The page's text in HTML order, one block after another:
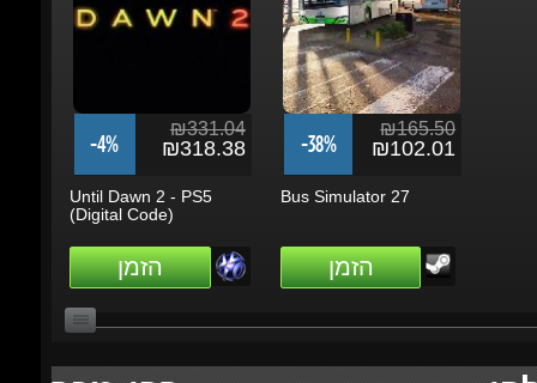
₪331.04
₪318.38
Until Dawn 2 - PS5
(Digital Code)
הזמן
₪165.50
₪102.01
Bus Simulator 27
הזמן
רבי-מכר